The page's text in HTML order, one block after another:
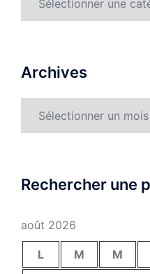
Archives
Rechercher une
août 2026
L M M